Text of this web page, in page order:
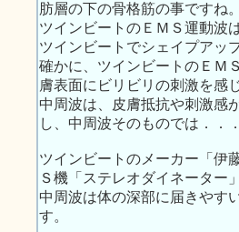
肪層の下の骨格筋の事ですね。
ツインビートのＥＭＳ運動波
ツインビートでシェイプアッ
確かに、ツインビートのＥＭ
膚表面にビリビリの刺激を感
中周波は、皮膚抵抗や刺激感
し、中周波そのものでは．．．
ツインビートのメーカー「伊
Ｓ機「ステレオダイネーター
中周波は体の深部に届きやす
す。